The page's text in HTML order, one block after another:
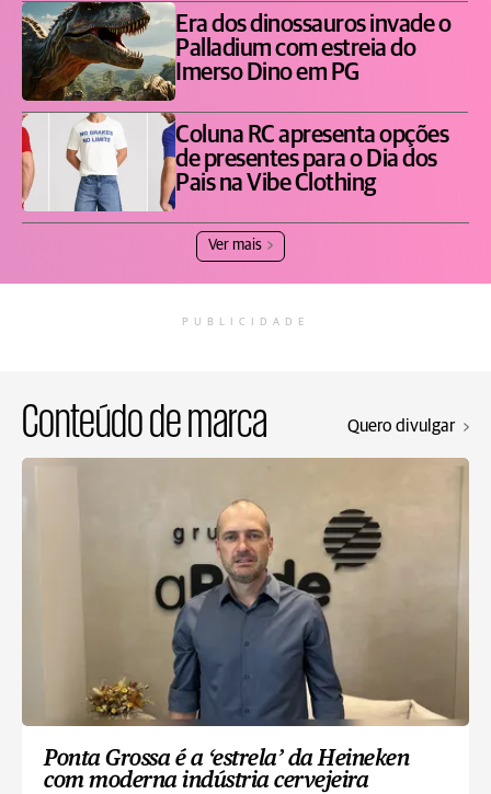
Era dos dinossauros invade o
Palladium com estreia do
Imerso Dino em PG
Coluna RC apresenta opções
de presentes para o Dia dos
Pais na Vibe Clothing
Ver mais
PUBLICIDADE
Conteúdo de marca Quero divulgar
Ponta Grossa é a ‘estrela’ da Heineken
com moderna indústria cervejeira